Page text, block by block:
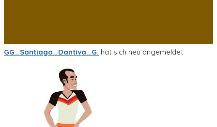
GG_Santiago_Dantiva_G. hat sich neu angemeldet